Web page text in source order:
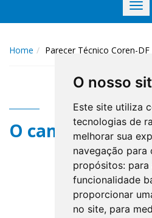
O nosso
Este site utiliza
tecnologias de
melhorar sua
navegação para
propósitos: para
funcionalidade
proporcionar
no site, para
Home Parecer Técnico Coren-DF
O campo title